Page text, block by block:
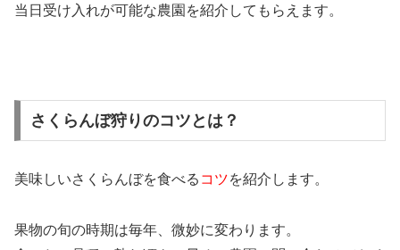
当日受け入れが可能な農園を紹介してもらえます。
さくらんぼ狩りのコツとは？
美味しいさくらんぼを食べる コツを紹介します。
果物の旬の時期は毎年、微妙に変わります。